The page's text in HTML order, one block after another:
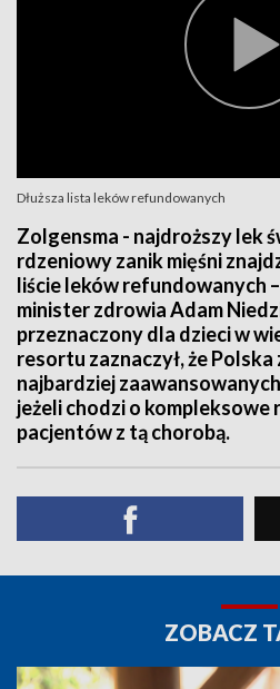
Dłuższa lista leków refundowanych
Zolgensma - najdroższy lek
rdzeniowy zanik mięśni
liście leków refundowanych
minister zdrowia Adam
przeznaczony dla dzieci w
resortu zaznaczył, że
najbardziej
jeżeli chodzi o kompleksowe
pacjentów z tą chorobą.
ZOBACZ